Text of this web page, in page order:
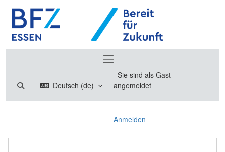
Sucheingabe umschalten
Deutsch ‎(de)‎
Sie sind als Gast
angemeldet
Anmelden